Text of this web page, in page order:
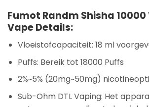
Fumot Randm Shisha
Vape Details:
Vloeistofcapaciteit: 18 ml
Puffs: Bereik tot 18000 Puffs
2%~5% (20mg~50mg)
Sub-Ohm DTL Vaping: Het